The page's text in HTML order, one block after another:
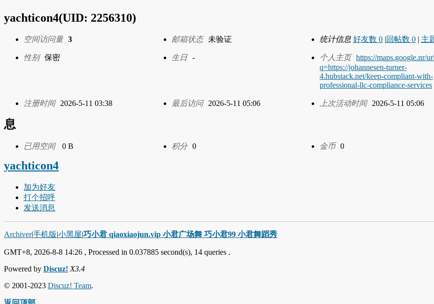
yachticon4(UID: 2256310)
空间访问量 3 邮箱状态 未验证 统计信息 好友数 0 |回帖数 0 | 主
性别 保密 生日 - 个人主页 https://maps.google.nr/
q=https://johannesen-turner-
4.hubstack.net/keep-compliant-with-
professional-llc-compliance-services
注册时间 2026-5-11 03:38 最后访问 2026-5-11 05:06 上次活动时间 2026-5-11 05:06
息
已用空间 0 B 积分 0 金币 0
yachticon4
加为好友
打个招呼
发送消息
Archiver|手机版|小黑屋|巧小君 qiaoxiaojun.vip 小君广场舞 巧小君99 小君舞蹈秀
GMT+8, 2026-8-8 14:26 , Processed in 0.037885 second(s), 14 queries .
Powered by Discuz! X3.4
© 2001-2023 Discuz! Team.